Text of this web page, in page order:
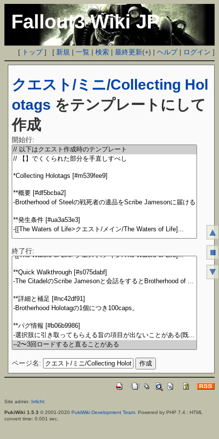
Fallout3 Wiki JP
[ トップ] [ 新規 |一覧 |検索 |最終更新(+) |ヘルプ| ログイン ]
クエスト/ミニ/Collecting Hol
otags をテンプレートにして
作成
開始行:
終了行:
ページ名:
Site admin: Irrlicht
PukiWiki 1.5.3 © 2001-2020 PukiWiki Development Team. Powered by PHP 7.4 : HTML
convert time: 0.001 sec.
▲
■
▼